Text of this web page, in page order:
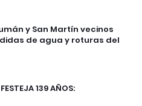
y San Martín vecinos
de agua y roturas del
139 AÑOS: